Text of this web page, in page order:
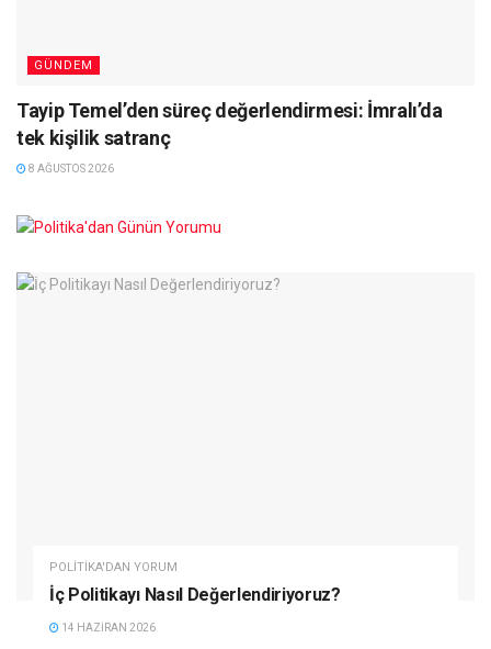
GÜNDEM
Tayip Temel’den süreç değerlendirmesi: İmralı’da
tek kişilik satranç
8 AĞUSTOS 2026
POLITIKA'DAN YORUM
İç Politikayı Nasıl Değerlendiriyoruz?
14 HAZIRAN 2026